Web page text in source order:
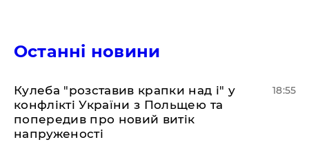
Останні новини
Кулеба "розставив крапки над і" у
конфлікті України з Польщею та
попередив про новий витік
напруженості
18:55